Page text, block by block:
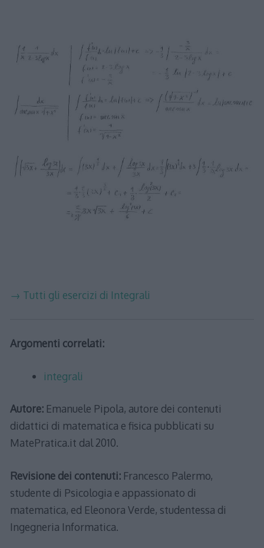
→ Tutti gli esercizi di Integrali
Argomenti correlati:
integrali
Autore:Emanuele Pipola, autore dei contenuti
didattici di matematica e fisica pubblicati su
MatePratica.it dal 2010.
Revisione dei contenuti:Francesco Palermo,
studente di Psicologia e appassionato di
matematica, ed Eleonora Verde, studentessa di
Ingegneria Informatica.